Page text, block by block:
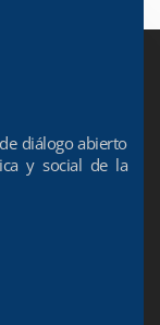
diálogo abierto
y social de la